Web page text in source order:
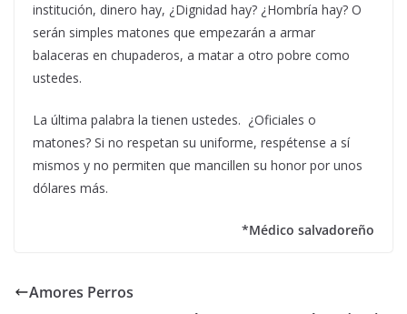
institución, dinero hay, ¿Dignidad hay? ¿Hombría hay? O
serán simples matones que empezarán a armar
balaceras en chupaderos, a matar a otro pobre como
ustedes.
La última palabra la tienen ustedes. ¿Oficiales o
matones? Si no respetan su uniforme, respétense a sí
mismos y no permiten que mancillen su honor por unos
dólares más.
*Médico salvadoreño
Amores Perros